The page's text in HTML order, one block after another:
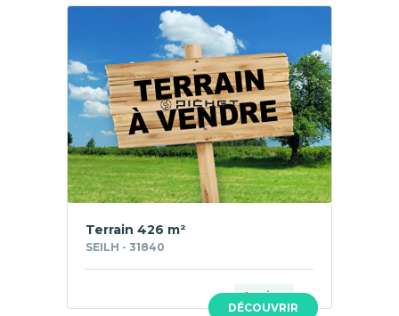
DÉCOUVRIR
Terrain 426 m²
SEILH - 31840
Ancien